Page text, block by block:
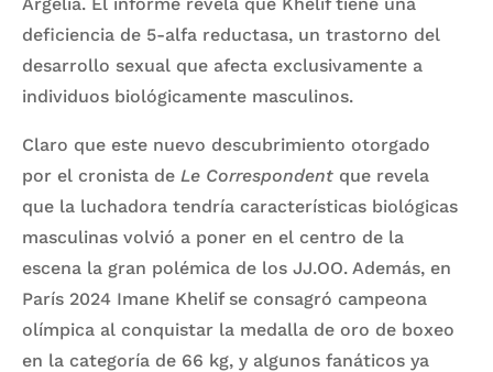
deficiencia de 5-alfa reductasa, un trastorno del
desarrollo sexual que afecta exclusivamente a
individuos biológicamente masculinos.
Claro que este nuevo descubrimiento otorgado
por el cronista de Le Correspondent que revela
que la luchadora tendría características biológicas
masculinas volvió a poner en el centro de la
escena la gran polémica de los JJ.OO. Además, en
París 2024 Imane Khelif se consagró campeona
olímpica al conquistar la medalla de oro de boxeo
en la categoría de 66 kg, y algunos fanáticos ya